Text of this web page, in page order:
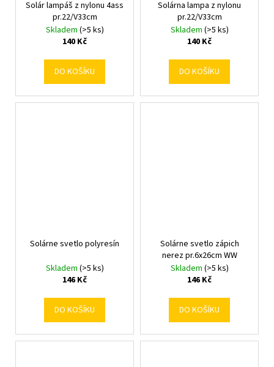
Solár lampáš z nylonu 4ass
pr.22/V33cm
Skladem (>5 ks)
140 Kč
DO KOŠÍKU
Solárna lampa z nylonu
pr.22/V33cm
Skladem (>5 ks)
140 Kč
DO KOŠÍKU
Solárne svetlo polyresín
Skladem (>5 ks)
146 Kč
DO KOŠÍKU
Solárne svetlo zápich
nerez pr.6x26cm WW
Skladem (>5 ks)
146 Kč
DO KOŠÍKU